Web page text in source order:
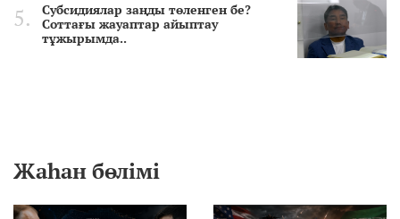
Субсидиялар заңды төленген бе?
Соттағы жауаптар айыптау
тұжырымда..
Жаһан бөлімі